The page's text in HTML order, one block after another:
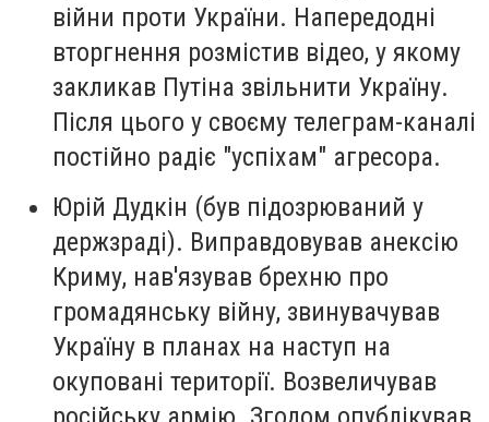
війни проти України. Напередодні
вторгнення розмістив відео, у якому
закликав Путіна звільнити Україну.
Після цього у своєму телеграм-каналі
постійно радіє "успіхам" агресора.
Юрій Дудкін (був підозрюваний у
держзраді). Виправдовував анексію
Криму, нав'язував брехню про
громадянську війну, звинувачував
Україну в планах на наступ на
окуповані території. Возвеличував